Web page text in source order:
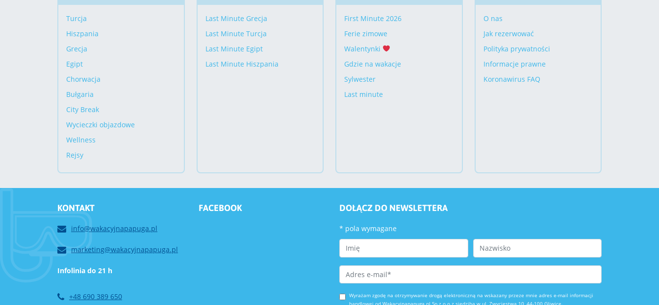
Turcja
Hiszpania
Grecja
Egipt
Chorwacja
Bułgaria
City Break
Wycieczki objazdowe
Wellness
Rejsy
Last Minute Grecja
Last Minute Turcja
Last Minute Egipt
Last Minute Hiszpania
First Minute 2026
Ferie zimowe
Walentynki
Gdzie na wakacje
Sylwester
Last minute
O nas
Jak rezerwować
Polityka prywatności
Informacje prawne
Koronawirus FAQ
KONTAKT
info@wakacyjnapapuga.pl
marketing@wakacyjnapapuga.pl
Infolinia do 21 h
+48 690 389 650
FACEBOOK DOŁĄCZ DO NEWSLETTERA
* pola wymagane
First Name
Last Name
Email Address *
Wyrażam zgodę na otrzymywanie drogą elektroniczną na wskazany przeze mnie adres e-mail informacji